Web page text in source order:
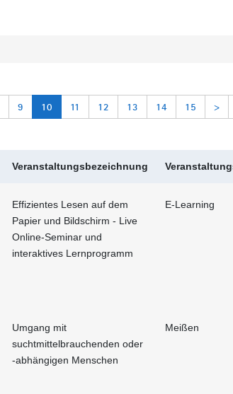
9 10 11 12 13 14 15 >
Veranstaltungsbezeichnung
Effizientes Lesen auf dem
Papier und Bildschirm - Live
Online-Seminar und
interaktives Lernprogramm
E-Learning
Umgang mit
suchtmittelbrauchenden oder
-abhängigen Menschen
Meißen